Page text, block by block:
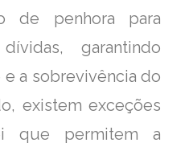
de penhora para
garantindo
a sobrevivência do
existem exceções
que permitem a